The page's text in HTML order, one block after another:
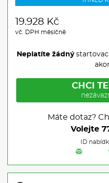
19.928 Kč
vč. DPH měsíčně
Neplatíte žádný
CHCI
Máte dotaz?
Volejte
ID